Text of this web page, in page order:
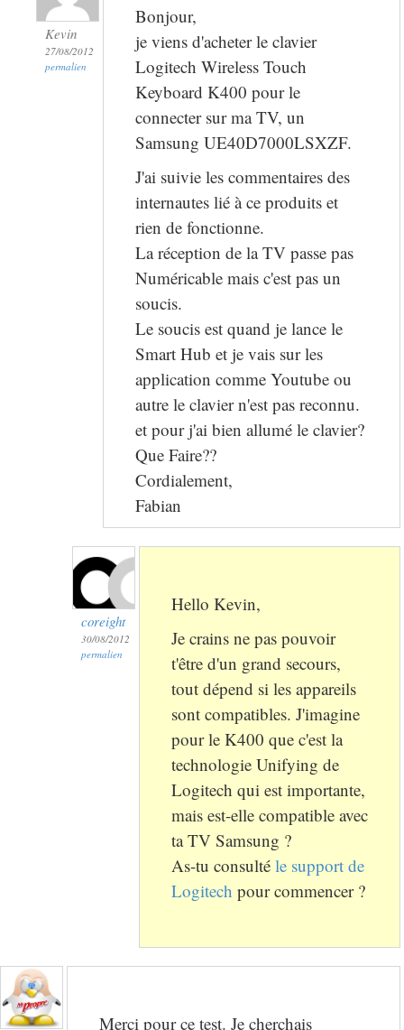
Kevin
27/08/2012
permalien
Bonjour,
je viens d'acheter le clavier
Logitech Wireless Touch
Keyboard K400 pour le
connecter sur ma TV, un
Samsung UE40D7000LSXZF.
J'ai suivie les commentaires des
internautes lié à ce produits et
rien de fonctionne.
La réception de la TV passe pas
Numéricable mais c'est pas un
soucis.
Le soucis est quand je lance le
Smart Hub et je vais sur les
application comme Youtube ou
autre le clavier n'est pas reconnu.
et pour j'ai bien allumé le clavier?
Que Faire??
Cordialement,
Fabian
coreight
30/08/2012
permalien
Hello Kevin,
Je crains ne pas pouvoir
t'être d'un grand secours,
tout dépend si les appareils
sont compatibles. J'imagine
pour le K400 que c'est la
technologie Unifying de
Logitech qui est importante,
mais est-elle compatible avec
ta TV Samsung ?
As-tu consulté le support de
Logitech pour commencer ?
Merci pour ce test. Je cherchais